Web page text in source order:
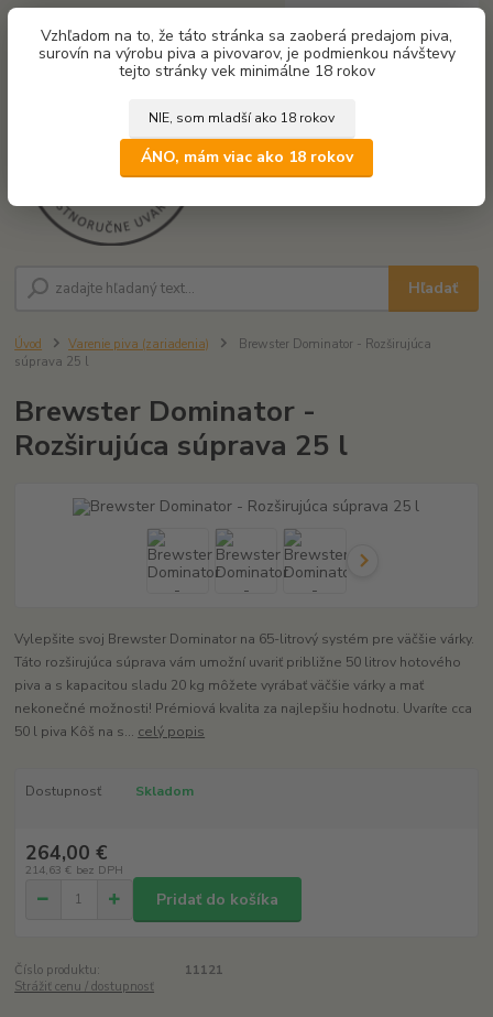
Vzhľadom na to, že táto stránka sa zaoberá predajom piva,
surovín na výrobu piva a pivovarov, je podmienkou návštevy
tejto stránky vek minimálne 18 rokov
NIE, som mladší ako 18 rokov
ÁNO, mám viac ako 18 rokov
Hľadať
za0,00 €
Úvod Varenie piva (zariadenia)
Brewster Dominator - Rozširujúca
súprava 25 l
Brewster Dominator -
Rozširujúca súprava 25 l
Vylepšite svoj Brewster Dominator na 65-litrový systém pre väčšie várky.
Táto rozširujúca súprava vám umožní uvariť približne 50 litrov hotového
piva a s kapacitou sladu 20 kg môžete vyrábať väčšie várky a mať
nekonečné možnosti! Prémiová kvalita za najlepšiu hodnotu. Uvaríte cca
50 l piva Kôš na s... celý popis
Dostupnosť Skladom
264,00 €
214,63 € bez DPH
Pridať do košíka
Číslo produktu:
11121
Strážiť cenu / dostupnosť